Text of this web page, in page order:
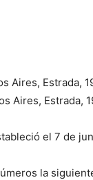
Aires, Estrada,
Aires, Estrada,
el 7 de
la